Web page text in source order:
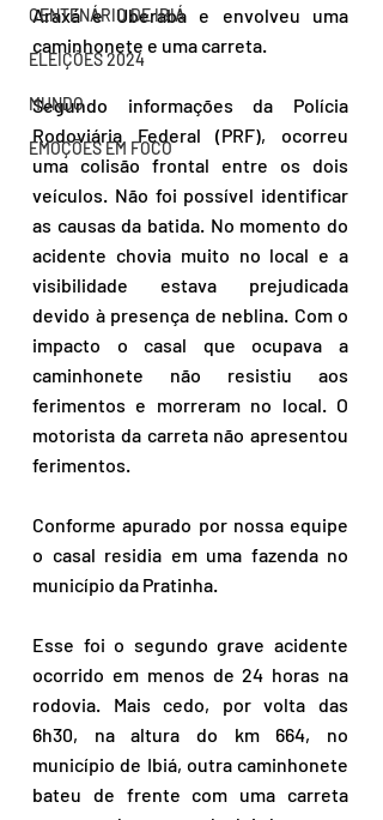
CENTENÁRIO DE IBIÁ
ELEIÇÕES 2024
MUNDO
EMOÇÕES EM FOCO
Araxá e Uberaba e envolveu uma
caminhonete e uma carreta.
Segundo informações da Polícia
Rodoviária Federal (PRF), ocorreu
uma colisão frontal entre os dois
veículos. Não foi possível identificar
as causas da batida. No momento do
acidente chovia muito no local e a
visibilidade estava prejudicada
devido à presença de neblina. Com o
impacto o casal que ocupava a
caminhonete não resistiu aos
ferimentos e morreram no local. O
motorista da carreta não apresentou
ferimentos.
Conforme apurado por nossa equipe
o casal residia em uma fazenda no
município da Pratinha.
Esse foi o segundo grave acidente
ocorrido em menos de 24 horas na
rodovia. Mais cedo, por volta das
6h30, na altura do km 664, no
município de Ibiá, outra caminhonete
bateu de frente com uma carreta